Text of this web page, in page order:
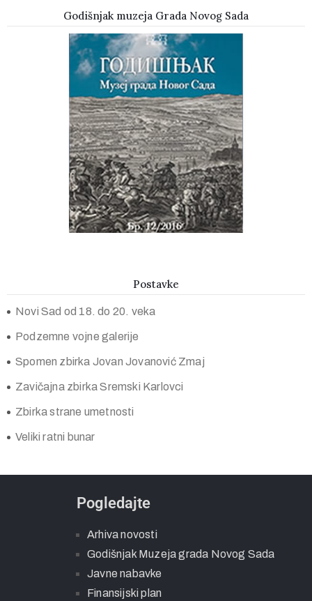
Godišnjak muzeja Grada Novog Sada
Postavke
Novi Sad od 18. do 20. veka
Podzemne vojne galerije
Spomen zbirka Jovan Jovanović Zmaj
Zavičajna zbirka Sremski Karlovci
Zbirka strane umetnosti
Veliki ratni bunar
Pogledajte
Arhiva novosti
Godišnjak Muzeja grada Novog Sada
Javne nabavke
Finansijski plan